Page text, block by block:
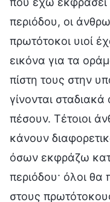
περιόδου, οι
πρωτότοκοι υιοί
εικόνα για τα
πίστη τους στην
γίνονται
πέσουν. Τέτοιοι
κάνουν
όσων εκφράζω
περιόδου· όλοι
στους